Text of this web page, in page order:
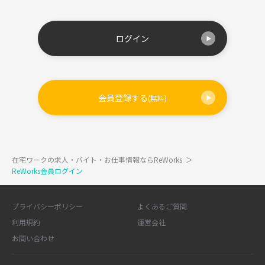
ログイン
会員登録する(無料)
在宅ワークの求人・バイト・お仕事情報ならReWorks ＞
ReWorks会員ログイン
プライバシーポリシー
よくあるご質問
利用規約
運営会社
お問い合わせ